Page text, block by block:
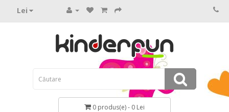
Lei
0 produs(e) - 0 Lei